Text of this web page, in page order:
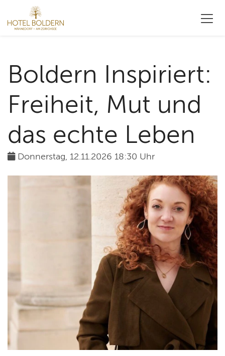
Boldern Inspiriert:
Freiheit, Mut und
das echte Leben
Donnerstag, 12.11.2026 18:30 Uhr